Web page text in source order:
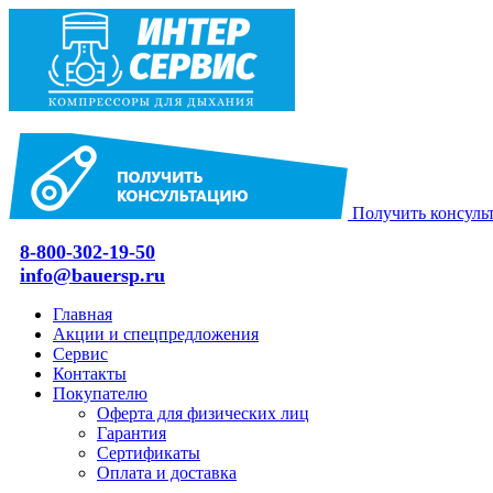
Получить
8-800-302-19-50
info@bauersp.ru
Главная
Акции и спецпредложения
Сервис
Контакты
Покупателю
Оферта для физических лиц
Гарантия
Сертификаты
Оплата и доставка